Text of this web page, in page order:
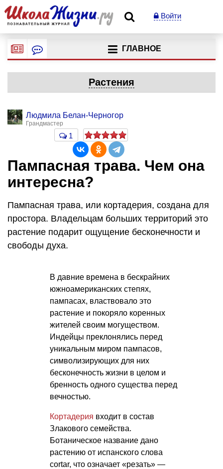
Войти
ГЛАВНОЕ
Растения
Людмила Белан-Черногор
Грандмастер
1
Пампасная трава. Чем она
интересна?
Пампасная трава, или кортадерия, создана для
простора. Владельцам больших территорий это
растение подарит ощущение бесконечности и
свободы духа.
В давние времена в бескрайних
южноамериканских степях,
пампасах, властвовало это
растение и покоряло коренных
жителей своим могуществом.
Индейцы преклонялись перед
уникальным миром пампасов,
символизирующих для них
бесконечность жизни в целом и
бренность одного существа перед
вечностью.
Кортадерия входит в состав
Злакового семейства.
Ботаническое название дано
растению от испанского слова
cortar, что означает «резать» —